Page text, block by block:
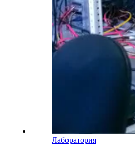
Лаборатория